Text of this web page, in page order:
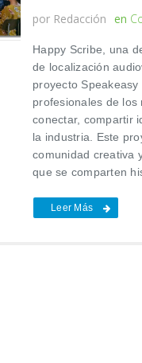
por Redacción en
Happy Scribe, una
de localización
proyecto
profesionales de los
conectar, compartir
la industria. Este
comunidad creativa
que se comparten
Leer Más